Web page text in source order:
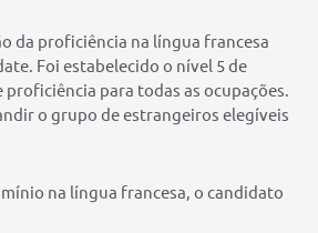
da proficiência na língua francesa
Foi estabelecido o nível 5 de
para todas as ocupações.
o grupo de estrangeiros elegíveis
na língua francesa, o candidato